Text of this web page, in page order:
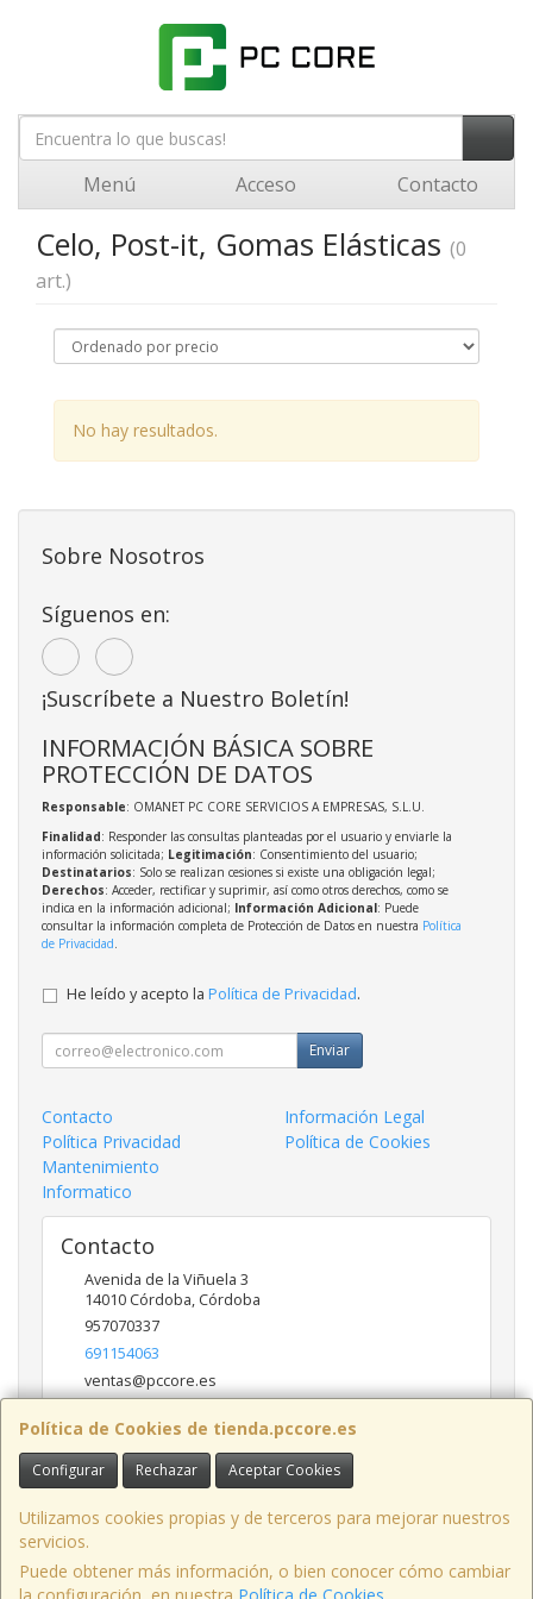
Menú Acceso Contacto
Celo, Post-it, Gomas Elásticas (0
art.)
No hay resultados.
Política de Cookies de tienda.pccore.es
Configurar Rechazar Aceptar Cookies
Utilizamos cookies propias y de terceros para mejorar nuestros
servicios.
Puede obtener más información, o bien conocer cómo cambiar
Sobre Nosotros
Síguenos en:
¡Suscríbete a Nuestro Boletín!
INFORMACIÓN BÁSICA SOBRE
PROTECCIÓN DE DATOS
Responsable: OMANET PC CORE SERVICIOS A EMPRESAS, S.L.U.
Finalidad: Responder las consultas planteadas por el usuario y enviarle la
información solicitada; Legitimación: Consentimiento del usuario;
Destinatarios: Solo se realizan cesiones si existe una obligación legal;
Derechos: Acceder, rectificar y suprimir, así como otros derechos, como se
indica en la información adicional; Información Adicional: Puede
consultar la información completa de Protección de Datos en nuestra Política
de Privacidad.
He leído y acepto la Política de Privacidad.
Enviar
Contacto
Información Legal
Política Privacidad
Política de Cookies
Mantenimiento
Informatico
Contacto
Avenida de la Viñuela 3
14010 Córdoba, Córdoba
957070337
691154063
ventas@pccore.es
Horario
10-13:30
Avenida de la Viñuela nº 3, 14010, Córdoba, España. - C.I.F.: B56097777 -